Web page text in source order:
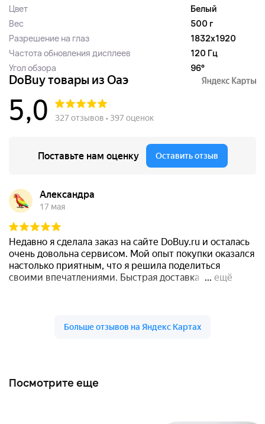
Цвет
Белый
Вес
500 г
Разрешение на глаз
1832х1920
Частота обновления дисплеев
120 Гц
Угол обзора
96°
Посмотрите еще